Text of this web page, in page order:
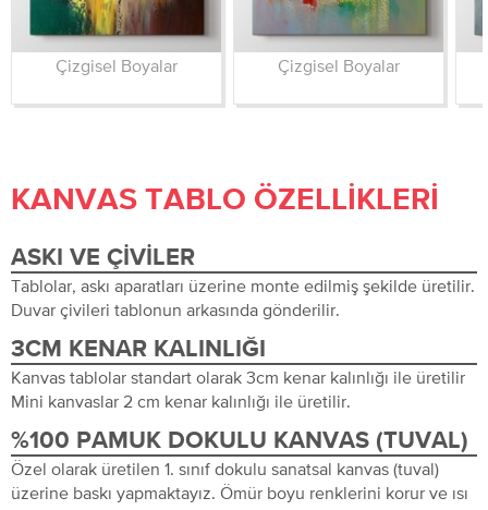
Çizgisel Boyalar Çizgisel Boyalar
KANVAS TABLO ÖZELLIKLERI
ASKI VE ÇIVILER
Tablolar, askı aparatları üzerine monte edilmiş şekilde üretilir.
Duvar çivileri tablonun arkasında gönderilir.
3CM KENAR KALINLIĞI
Kanvas tablolar standart olarak 3cm kenar kalınlığı ile üretilir
Mini kanvaslar 2 cm kenar kalınlığı ile üretilir.
%100 PAMUK DOKULU KANVAS (TUVAL)
Özel olarak üretilen 1. sınıf dokulu sanatsal kanvas (tuval)
üzerine baskı yapmaktayız. Ömür boyu renklerini korur ve ısı